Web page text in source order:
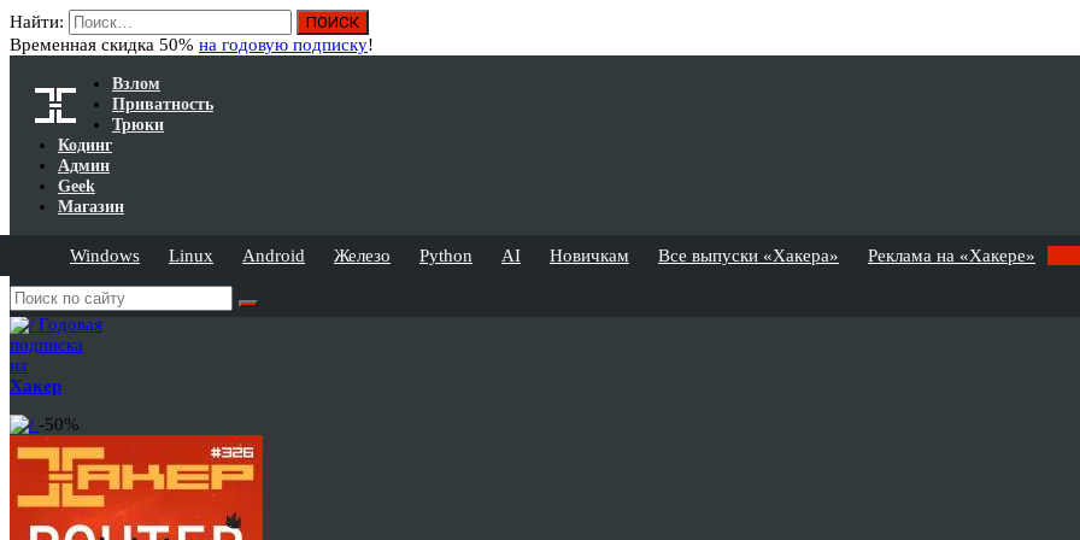
Найти:
Временная скидка 50% на годовую подписку!
Взлом
Приватность
Трюки
Кодинг
Админ
Geek
Магазин
Windows Linux Android Железо Python AI Новичкам Все выпуски «Хакера» Реклама на «Хакере»
Годовая
подписка
на
Хакер
-50%